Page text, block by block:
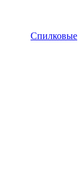
Спилковые